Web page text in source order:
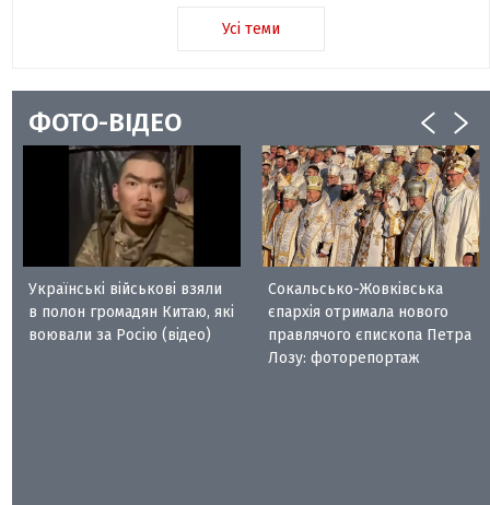
Усі теми
ФОТО-ВІДЕО
Українські військові взяли
в полон громадян Китаю, які
воювали за Росію (відео)
Сокальсько-Жовківська
єпархія отримала нового
правлячого єпископа Петра
Лозу: фоторепортаж